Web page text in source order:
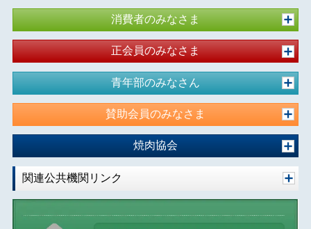
消費者のみなさま
正会員のみなさま
青年部のみなさん
賛助会員のみなさま
焼肉協会
関連公共機関リンク